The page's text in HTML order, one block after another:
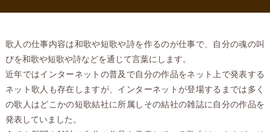
歌人の仕事内容は和歌や短歌や詩を作るのが仕事で、自分の魂の叫
びを和歌や短歌や詩などを通じて言葉にします。
近年ではインターネットの普及で自分の作品をネット上で発表する
ネット歌人も存在しますが、インターネットが登場するまでは多く
の歌人はどこかの短歌結社に所属しその結社の雑誌に自分の作品を
発表していました。